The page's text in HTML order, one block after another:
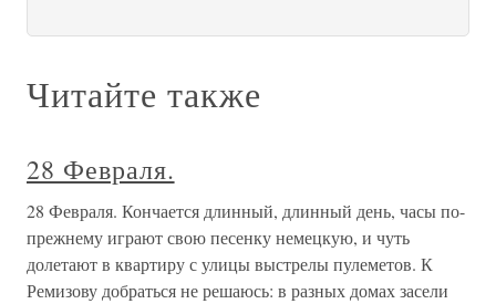
Читайте также
28 Февраля.
28 Февраля. Кончается длинный, длинный день, часы по-
прежнему играют свою песенку немецкую, и чуть
долетают в квартиру с улицы выстрелы пулеметов. К
Ремизову добраться не решаюсь: в разных домах засели